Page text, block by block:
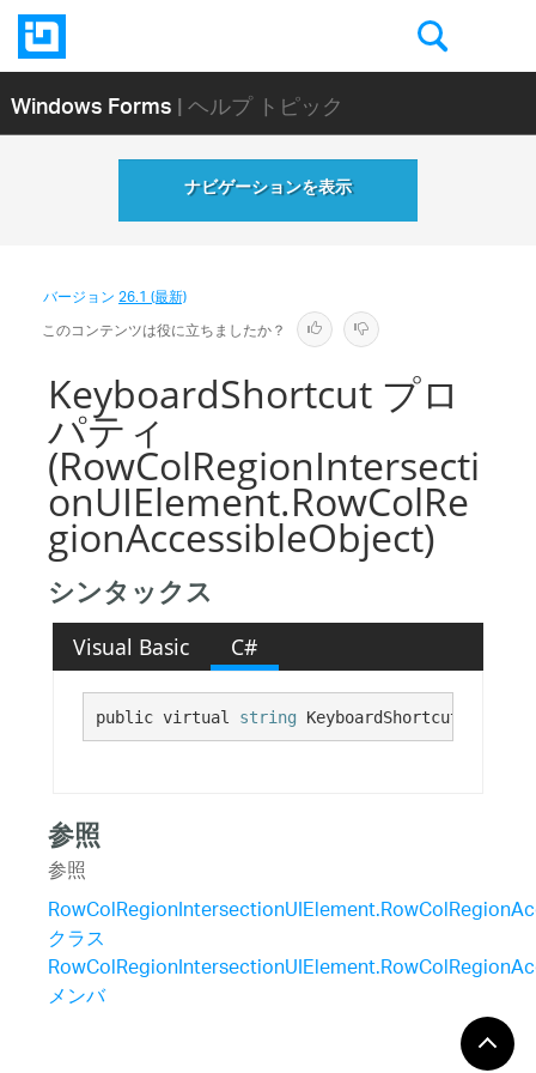
Windows Forms| ヘルプ トピック
ナビゲーションを表示
バージョン26.1 (最新)
このコンテンツは役に立ちましたか？
KeyboardShortcut プロ
パティ
(RowColRegionIntersecti
onUIElement.RowColRe
gionAccessibleObject)
シンタックス
Visual Basic C#
public virtual string KeyboardShortcut {get;}
参照
参照
クラス
メンバ